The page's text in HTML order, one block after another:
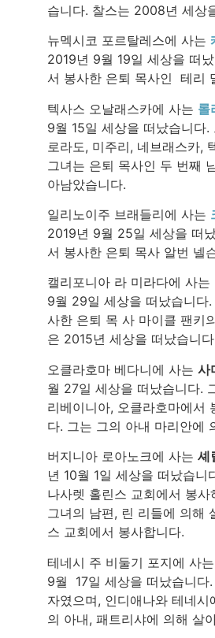
습니다. 찰스는 2008년 세상
뉴멕시코 포르탈레스에 사는
2019년 9월 19일 세상을 떠
서 봉사한 은퇴 목사인 테리
텍사스 오날래스카에 사는 롤
9월 15일 세상을 떠났습니다
로라도, 미주리, 네브래스카,
그녀는 은퇴 목사인 두 번째
아남았습니다.
일리노이주 브래들리에 사는
2019년 9월 25일 세상을 떠
서 봉사한 은퇴 목사 알번 넬
캘리포니아 라 미라다에 사는
9월 29일 세상을 떠났습니다
사한 은퇴 목 사 마이클 팬키
은 2015년 세상을 떠났습니
오클라호마 베다니에 사는 사
월 27일 세상을 떠났습니다.
리베이니아, 오클라호마에서
다. 그는 그의 아내 마리안에
버지니아 로아노크에 사는 셰
년 10월 1일 세상을 떠났습
나사렛 홀린스 교회에서 봉
그녀의 남편, 린 리들에 의해
스 교회에서 봉사합니다.
테네시 주 비둘기 포지에 사는
9월 17일 세상을 떠났습니다
자였으며, 인디애나와 테네
의 아내, 패트리샤에 의해 살